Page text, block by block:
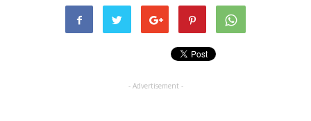
- Advertisement -